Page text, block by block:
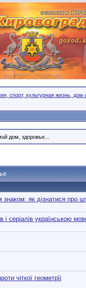
спорт, культурная жизнь, дом
дом, здоровье...
знаком: як дізнатися про
серіалів українською
чіткої геометрії